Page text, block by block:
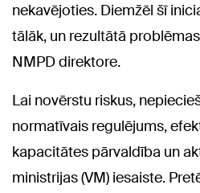
nekavējoties. Diemžēl šī
tālāk, un rezultātā
NMPD direktore.
Lai novērstu riskus,
normatīvais regulējums,
kapacitātes pārvaldība un
ministrijas (VM) iesaiste.